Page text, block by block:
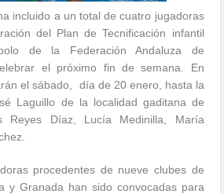
incluido a un total de cuatro jugadoras
del Plan de Tecnificación infantil
de la Federación Andaluza de
el próximo fin de semana. En
el sábado, día de 20 enero, hasta la
Laguillo de la localidad gaditana de
Reyes Díaz, Lucía Medinilla, María
procedentes de nueve clubes de
y Granada han sido convocadas para